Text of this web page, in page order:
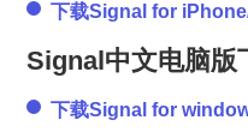
下载Signal for
Signal中文电脑版
下载Signal for